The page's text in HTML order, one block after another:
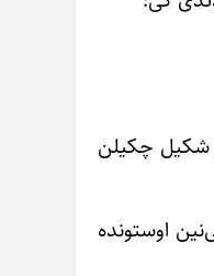
شکیل چکیلن
اوستونده